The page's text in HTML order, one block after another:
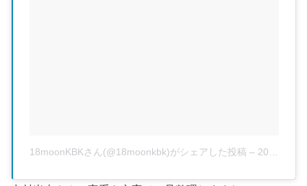
18moonKBKさん(@18moonkbk)がシェアした投稿 – 2017 5月 7 9:11午前 PDT